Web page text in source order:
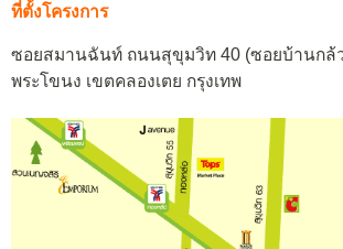
ที่ตั้งโครงการ
ซอยสมานฉันท์ ถนนสุขุมวิท 40 (ซอยบ้านกล้
พระโขนง เขตคลองเตย กรุงเทพ